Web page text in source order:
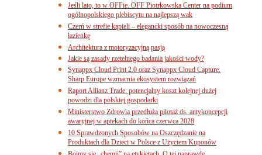
Jeśli lato, to w OFFie. OFF Piotrkowska Center na podium
ogólnopolskiego plebiscytu na najlepszą wak
Czerń w strefie kąpieli – elegancki sposób na nowoczesną
łazienkę
Architektura z motoryzacyjną pasją
Jakie są zasady rzetelnego badania jakości wody?
Synappx Cloud Print 2.0 oraz Synappx Cloud Capture.
Sharp Europe wzmacnia ekosystem rozwiązań
Raport Allianz Trade: potencjalny koszt kolejnej dużej
powodzi dla polskiej gospodarki
Ministerstwo Zdrowia przedłuża pilotaż ds. antykoncepcji
awaryjnej w aptekach do końca czerwca 2028
10 Sprawdzonych Sposobów na Oszczędzanie na
Produktach dla Dzieci w Polsce z Użyciem Kuponów